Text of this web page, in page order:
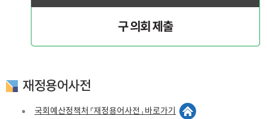
재정용어사전
국회예산정책처 「재정용어사전」 바로가기